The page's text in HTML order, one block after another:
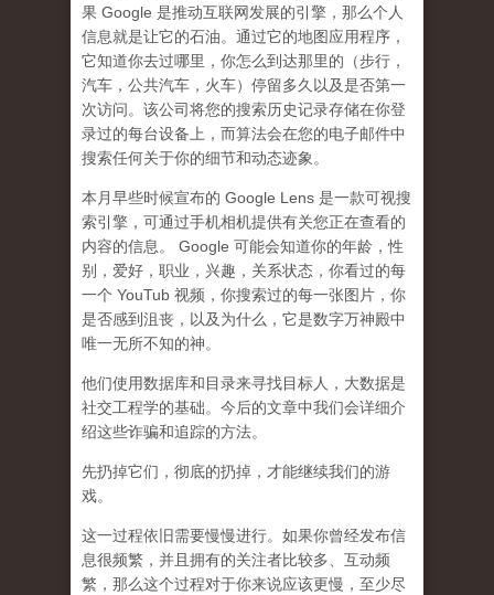
果 Google 是推动互联网发展的引擎，那么个人
信息就是让它的石油。通过它的地图应用程序，
它知道你去过哪里，你怎么到达那里的（步行，
汽车，公共汽车，火车）停留多久以及是否第一
次访问。该公司将您的搜索历史记录存储在你登
录过的每台设备上，而算法会在您的电子邮件中
搜索任何关于你的细节和动态迹象。
本月早些时候宣布的 Google Lens 是一款可视搜
索引擎，可通过手机相机提供有关您正在查看的
内容的信息。 Google 可能会知道你的年龄，性
别，爱好，职业，兴趣，关系状态，你看过的每
一个 YouTub 视频，你搜索过的每一张图片，你
是否感到沮丧，以及为什么，它是数字万神殿中
唯一无所不知的神。
他们使用数据库和目录来寻找目标人，大数据是
社交工程学的基础。今后的文章中我们会详细介
绍这些诈骗和追踪的方法。
先扔掉它们，彻底的扔掉，才能继续我们的游
戏。
这一过程依旧需要慢慢进行。如果你曾经发布信
息很频繁，并且拥有的关注者比较多、互动频
繁，那么这个过程对于你来说应该更慢，至少尽